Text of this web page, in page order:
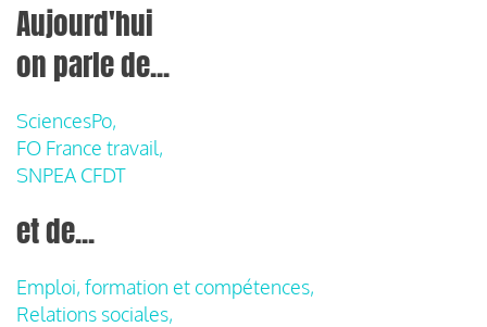
Aujourd'hui
on parle de...
SciencesPo,
FO France travail,
SNPEA CFDT
et de...
Emploi, formation et compétences,
Relations sociales,